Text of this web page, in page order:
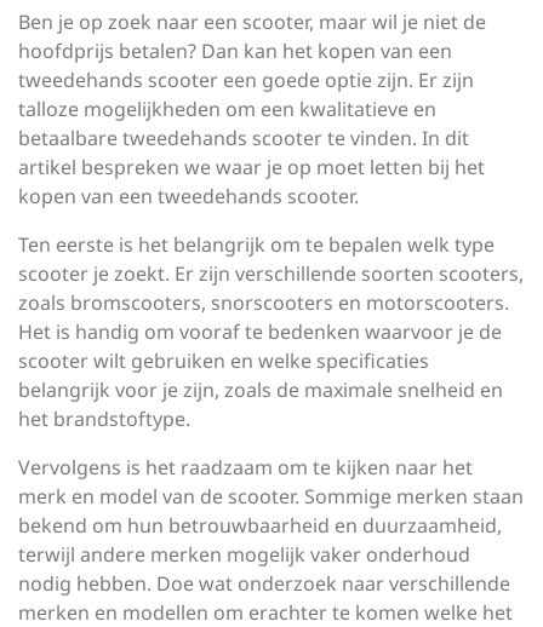
Ben je op zoek naar een scooter, maar wil je niet de
hoofdprijs betalen? Dan kan het kopen van een
tweedehands scooter een goede optie zijn. Er zijn
talloze mogelijkheden om een kwalitatieve en
betaalbare tweedehands scooter te vinden. In dit
artikel bespreken we waar je op moet letten bij het
kopen van een tweedehands scooter.
Ten eerste is het belangrijk om te bepalen welk type
scooter je zoekt. Er zijn verschillende soorten scooters,
zoals bromscooters, snorscooters en motorscooters.
Het is handig om vooraf te bedenken waarvoor je de
scooter wilt gebruiken en welke specificaties
belangrijk voor je zijn, zoals de maximale snelheid en
het brandstoftype.
Vervolgens is het raadzaam om te kijken naar het
merk en model van de scooter. Sommige merken staan
bekend om hun betrouwbaarheid en duurzaamheid,
terwijl andere merken mogelijk vaker onderhoud
nodig hebben. Doe wat onderzoek naar verschillende
merken en modellen om erachter te komen welke het